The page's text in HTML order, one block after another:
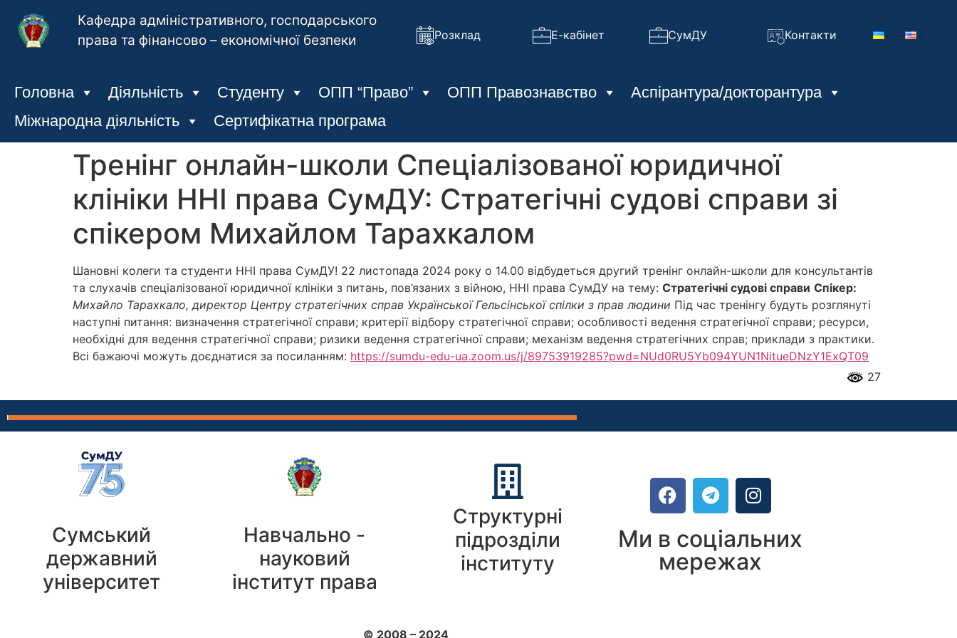
Кафедра адміністративного, господарського
права та фінансово – економічної безпеки
Розклад Е-кабінет СумДУ Контакти
Головна Діяльність Студенту ОПП “Право” ОПП Правознавство
Аспірантура/докторантура
Міжнародна діяльність
Сертифікатна програма
Тренінг онлайн-школи Спеціалізованої юридичної
клініки ННІ права СумДУ: Стратегічні судові справи зі
спікером Михайлом Тарахкалом
Шановні колеги та студенти ННІ права СумДУ! 22 листопада 2024 року о 14.00 відбудеться другий тренінг онлайн-школи для консультантів
та слухачів спеціалізованої юридичної клініки з питань, пов’язаних з війною, ННІ права СумДУ на тему: Стратегічні судові справи Спікер:
Михайло Тарахкало, директор Центру стратегічних справ Української Гельсінської спілки з прав людини Під час тренінгу будуть розглянуті
наступні питання: визначення стратегічної справи; критерії відбору стратегічної справи; особливості ведення стратегічної справи; ресурси,
необхідні для ведення стратегічної справи; ризики ведення стратегічної справи; механізм ведення стратегічних справ; приклади з практики.
Всі бажаючі можуть доєднатися за посиланням: https://sumdu-edu-ua.zoom.us/j/89753919285?pwd=NUd0RU5Yb094YUN1NitueDNzY1ExQT09
27
Сумський
державний
університет
Навчально -
науковий
інститут права
Структурні
підрозділи
інституту
Ми в соціальних
мережах
© 2008 – 2024